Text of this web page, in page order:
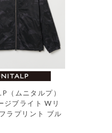
（ムニタルプ）
ジブライト Wリ
ラプリント ブル